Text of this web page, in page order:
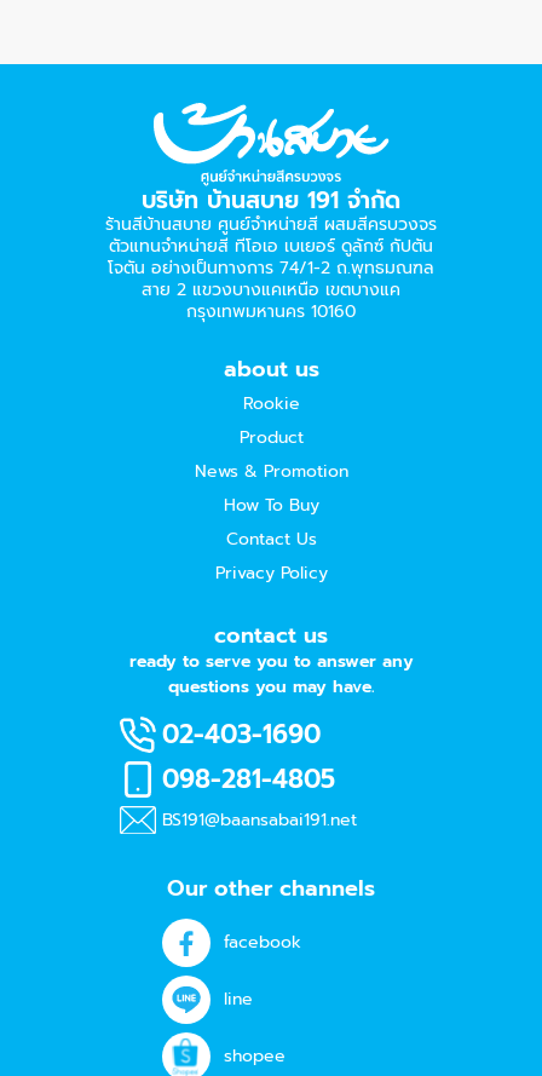
บริษัท บ้านสบาย 191 จำกัด
ร้านสีบ้านสบาย ศูนย์จำหน่ายสี ผสมสีครบวงจร
ตัวแทนจำหน่ายสี ทีโอเอ เบเยอร์​ ดูลักซ์ กัปตัน
โจตัน อย่างเป็นทางการ 74/1-2 ถ.พุทธมณฑล
สาย 2 แขวงบางแคเหนือ เขตบางแค
กรุงเทพมหานคร 10160
about us
Rookie
Product
News & Promotion
How To Buy
Contact Us
Privacy Policy
contact us
ready to serve you to answer any
questions you may have.
02-403-1690
098-281-4805
BS191@baansabai191.net
Our other channels
facebook
line
shopee